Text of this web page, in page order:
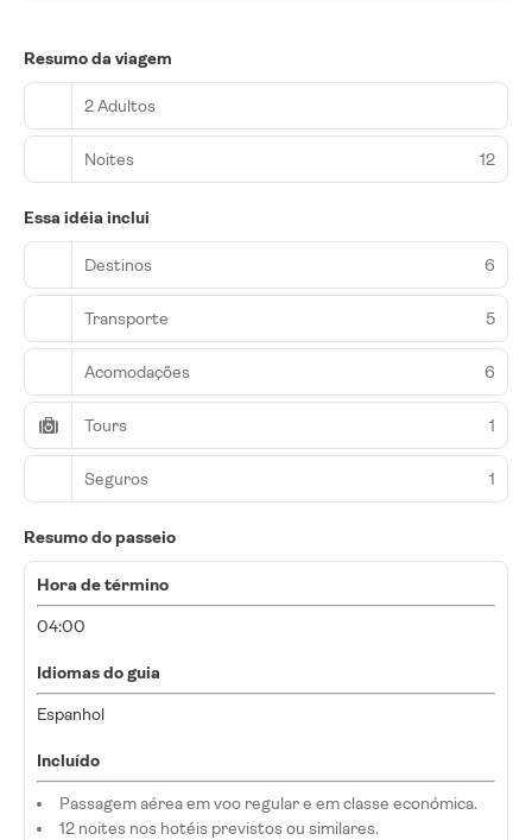
Resumo da viagem
2 Adultos
Noites 12
Essa idéia inclui
Destinos 6
Transporte 5
Acomodações 6
Tours 1
Seguros 1
Resumo do passeio
Hora de término
04:00
Idiomas do guia
Espanhol
Incluído
Passagem aérea em voo regular e em classe económica.
12 noites nos hotéis previstos ou similares.